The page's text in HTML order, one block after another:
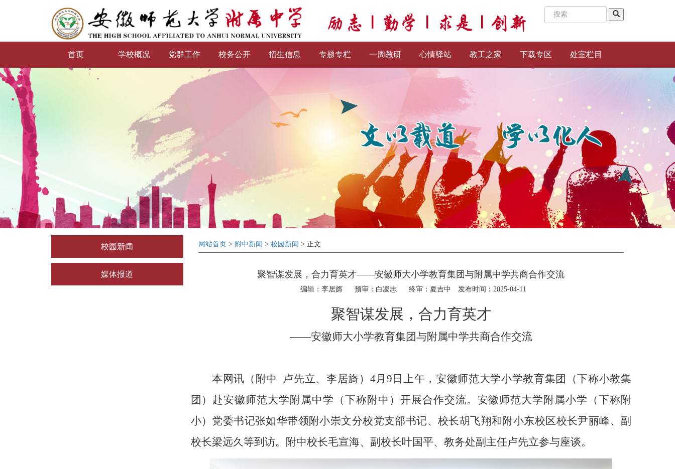
首页 学校概况 党群工作 校务公开 招生信息 专题专栏 一周教研 心情驿站 教工之家 下载专区 处室栏目
校园新闻
媒体报道
网站首页 > 附中新闻 > 校园新闻 > 正文
聚智谋发展，合力育英才——安徽师大小学教育集团与附属中学共商合作交流
编辑：李居旖 预审：白凌志 终审：夏吉中 发布时间：2025-04-11
聚智谋发展，合力育英才
——安徽师大小学教育集团与附属中学共商合作交流
本网讯（附中 卢先立、李居旖） 4月 9 日上午，安徽师范大学小学教育集团（下称小教集
团）赴安徽师范大学附属中学（下称附中）开展合作交流。安徽师范大学附属小学（下称附
小）党委书记张如华带领附小崇文分校党支部书记、校长胡飞翔和附小东校区校长尹丽峰、副
校长梁远久等到访。附中校长毛宣海、副校长叶国平、教务处副主任卢先立参与座谈。